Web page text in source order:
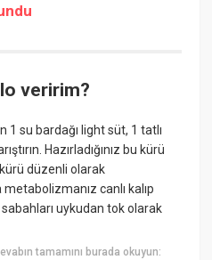
veririm?
1 su bardağı light süt, 1 tatlı
Hazırladığınız bu kürü
düzenli olarak
canlı kalıp
uykudan tok olarak
tamamını burada okuyun: